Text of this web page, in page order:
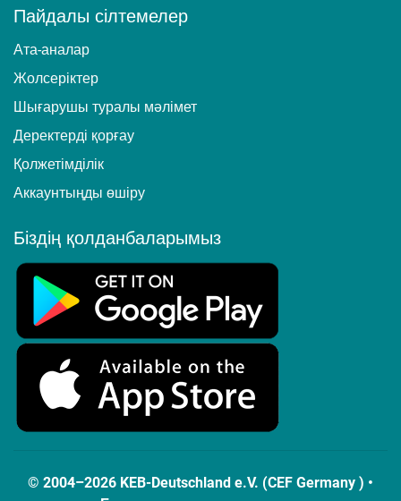
Пайдалы сілтемелер
Ата-аналар
Жолсеріктер
Шығарушы туралы мәлімет
Деректерді қорғау
Қолжетімділік
Аккаунтыңды өшіру
Біздің қолданбаларымыз
© 2004–2026 KEB-Deutschland e.V. (CEF Germany ) •